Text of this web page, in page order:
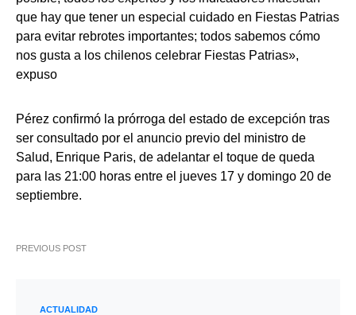
que hay que tener un especial cuidado en Fiestas Patrias
para evitar rebrotes importantes; todos sabemos cómo
nos gusta a los chilenos celebrar Fiestas Patrias»,
expuso
Pérez confirmó la prórroga del estado de excepción tras
ser consultado por el anuncio previo del ministro de
Salud, Enrique Paris, de adelantar el toque de queda
para las 21:00 horas entre el jueves 17 y domingo 20 de
septiembre.
PREVIOUS POST
ACTUALIDAD